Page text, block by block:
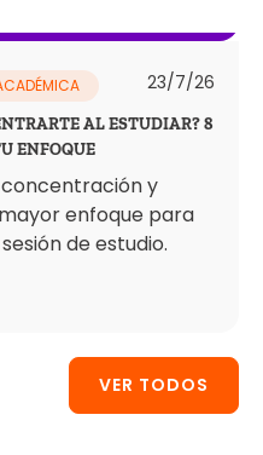
23/7/26
AL ESTUDIAR? 8
ENFOQUE
y
enfoque para
de estudio.
VER TODOS